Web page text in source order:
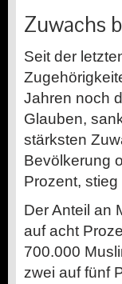
Zuwachs
Seit der
Jahren noch
Glauben,
stärksten
Bevölkerung
Prozent,
Der Anteil an
auf acht
700.000
zwei auf fünf